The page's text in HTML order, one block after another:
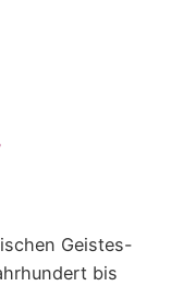
Geistes-
bis